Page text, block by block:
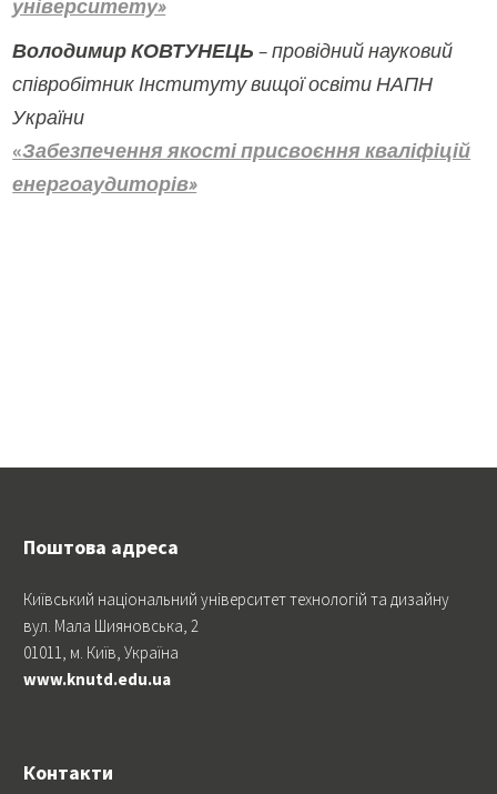
університету»
Володимир КОВТУНЕЦЬ – провідний науковий
співробітник Інституту вищої освіти НАПН
України
«Забезпечення якості присвоєння кваліфіцій
енергоаудиторів»
Поштова адреса
Київський національний університет технологій та дизайну
вул. Мала Шияновська, 2
01011, м. Київ, Україна
www.knutd.edu.ua
Контакти